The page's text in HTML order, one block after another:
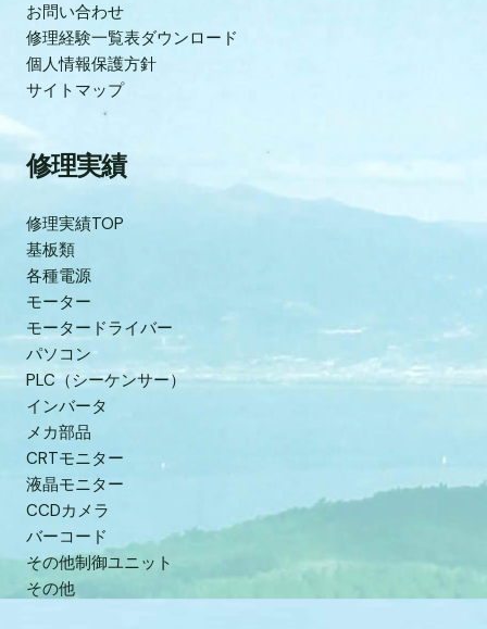
お問い合わせ
修理経験一覧表ダウンロード
個人情報保護方針
サイトマップ
修理実績
修理実績TOP
基板類
各種電源
モーター
モータードライバー
パソコン
PLC（シーケンサー）
インバータ
メカ部品
CRTモニター
液晶モニター
CCDカメラ
バーコード
その他制御ユニット
その他